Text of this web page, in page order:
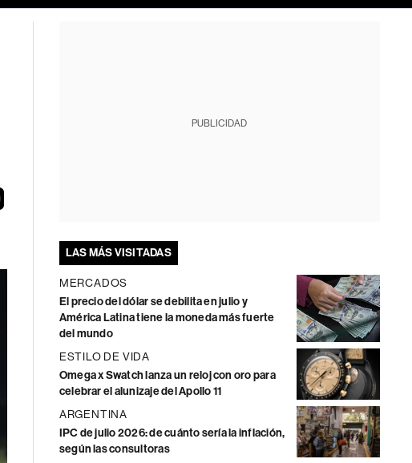
PUBLICIDAD
LAS MÁS VISITADAS
MERCADOS
El precio del dólar se debilita en julio y
América Latina tiene la moneda más fuerte
del mundo
ESTILO DE VIDA
Omega x Swatch lanza un reloj con oro para
celebrar el alunizaje del Apollo 11
ARGENTINA
IPC de julio 2026: de cuánto sería la inflación,
según las consultoras